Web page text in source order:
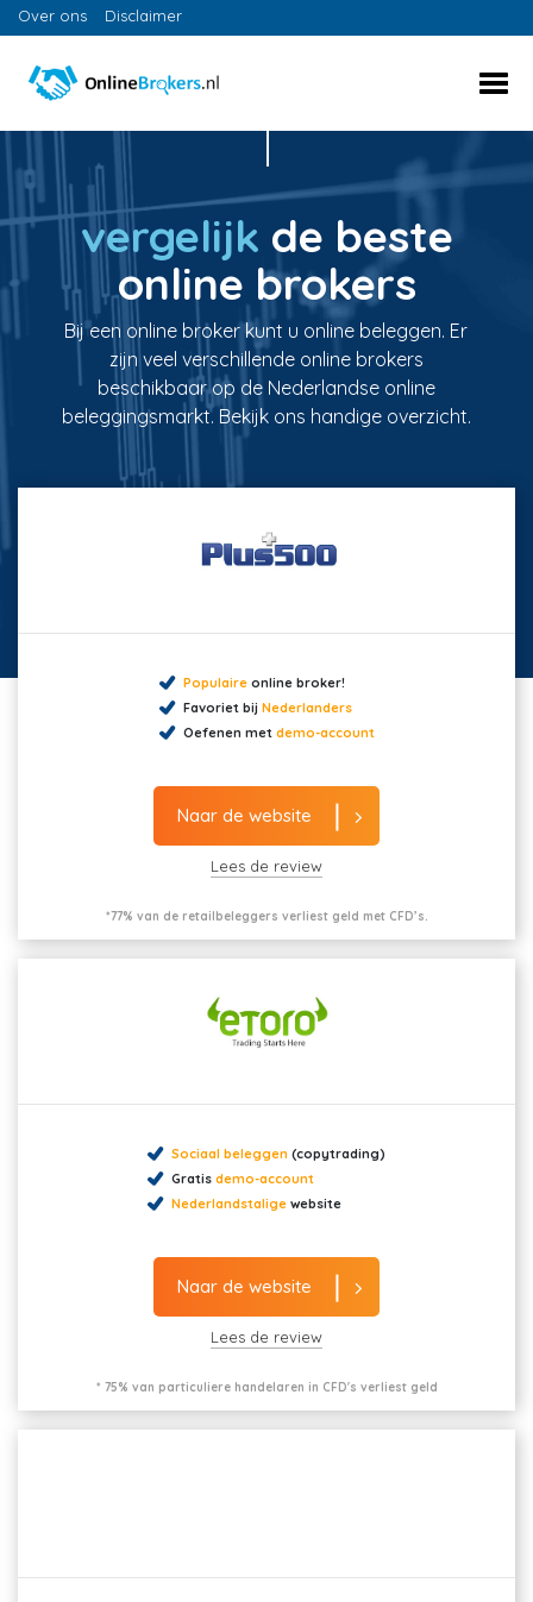
Over ons Disclaimer
vergelijk de beste
online brokers
Bij een online broker kunt u online beleggen. Er
zijn veel verschillende online brokers
beschikbaar op de Nederlandse online
beleggingsmarkt. Bekijk ons handige overzicht.
Populaireonline broker!
Favoriet bij Nederlanders
Oefenen met demo-account
Naar de website
Lees de review
*77% van de retailbeleggers verliest geld met CFD’s.
Sociaal beleggen (copytrading)
Gratis demo-account
Nederlandstalige website
Naar de website
Lees de review
* 75% van particuliere handelaren in CFD's verliest geld